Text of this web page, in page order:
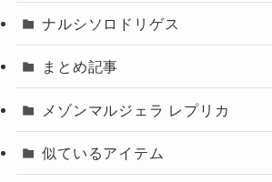
ナルシソロドリゲス
まとめ記事
メゾンマルジェラ レプリカ
似ているアイテム